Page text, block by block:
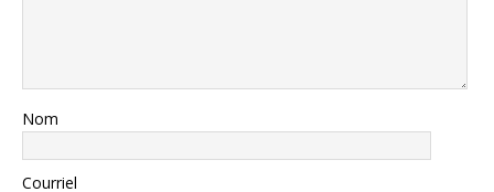
Nom
Courriel